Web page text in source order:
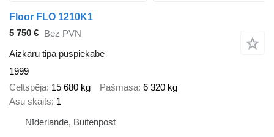
Floor FLO 1210K1
5 750 €
Bez PVN
Aizkaru tipa puspiekabe
1999
Celtspēja 15 680 kg Pašmasa 6 320 kg
Asu skaits 1
Nīderlande, Buitenpost